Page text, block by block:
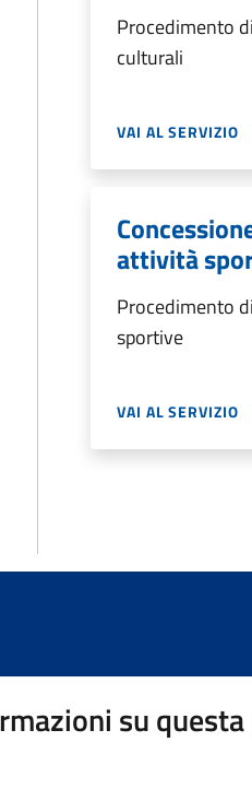
Procedimento
culturali
VAI AL SERVIZIO
attività
Procedimento
sportive
VAI AL SERVIZIO
su questa